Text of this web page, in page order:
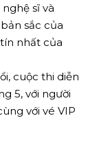
sĩ và
sắc của
nhất của
cuộc thi diễn
5, với người
với vé VIP